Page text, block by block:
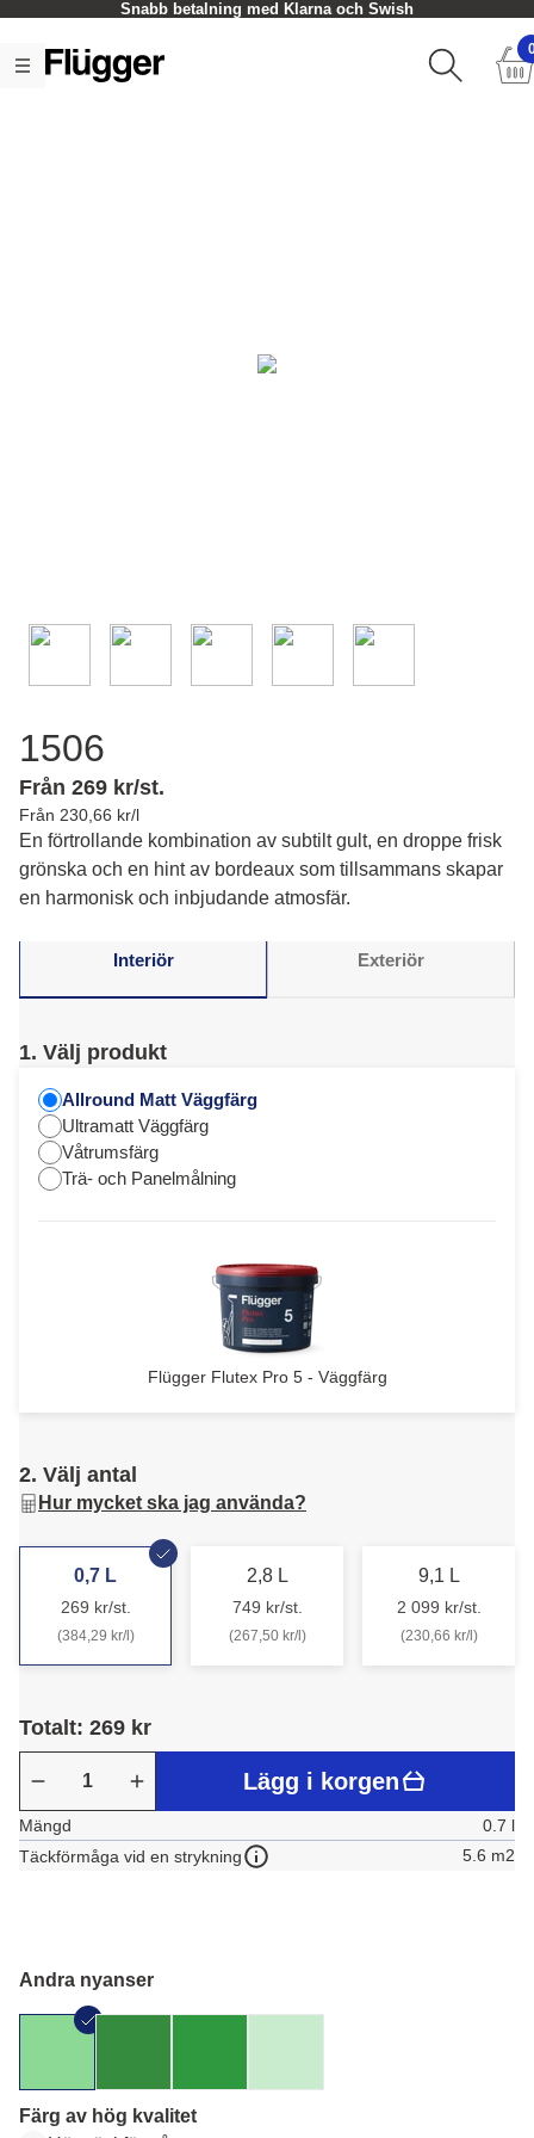
Snabb betalning med Klarna och Swish
1506
Från 269 kr/st.
Från 230,66 kr/l
En förtrollande kombination av subtilt gult, en droppe frisk
grönska och en hint av bordeaux som tillsammans skapar
en harmonisk och inbjudande atmosfär.
Interiör Exteriör
1. Välj produkt
Allround Matt Väggfärg
Ultramatt Väggfärg
Våtrumsfärg
Trä- och Panelmålning
Flügger Flutex Pro 5 - Väggfärg
2. Välj antal
Hur mycket ska jag använda?
0,7 L
269 kr/st.
(384,29 kr/l)
2,8 L
749 kr/st.
(267,50 kr/l)
9,1 L
2 099 kr/st.
(230,66 kr/l)
Totalt: 269 kr
Lägg i korgen
Mängd
0.7 l
Täckförmåga vid en strykning
5.6 m2
Andra nyanser
Färg av hög kvalitet